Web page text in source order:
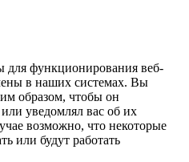
функционирования веб-
в наших системах. Вы
образом, чтобы он
уведомлял вас об их
возможно, что некоторые
или будут работать